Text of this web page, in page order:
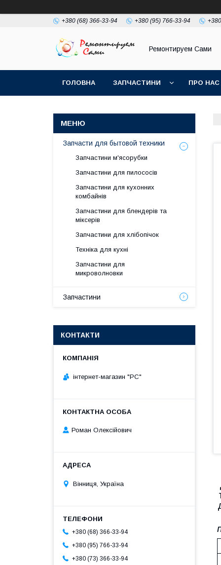
+380 (68) 366-33-94 +380 (95) 766-33-94
Ремонтируем Сами
ГОЛОВНА ЗАПЧАСТИНИ ПРО НАС
Запчасти для бытовой техники
Запчастини м'ясорубки
Запчастини для пилососів
Запчастини для кухонних
комбайнів
Запчастини для блендерів та
міксерів
Запчастини для хлібопічок
Техніка для кухні
Запчастини для
микроволновки
Запчастини
КОНТАКТИ
інтернет-магазин "РС"
Роман Олексійович
Вінниця, Україна
+380 (68) 366-33-94
+380 (95) 766-33-94
+380 (73) 366-33-94